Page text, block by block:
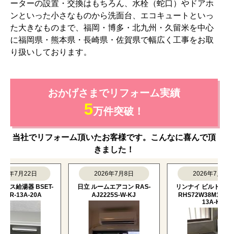
ーターの設置・交換はもちろん、水栓（蛇口）やドアホ
ンといった小さなものから洗面台、エコキュートといっ
た大きなものまで、福岡・博多・北九州・久留米を中心
に福岡県・熊本県・長崎県・佐賀県で幅広く工事をお取
り扱いしております。
おかげさまでリフォーム実績
5万件突破！
当社でリフォーム頂いたお客様です。こんなに喜んで頂
きました！
月22日
湯器 BSET-
13A-20A
2026年7月8日
日立 ルームエアコン RAS-
AJ2225S-W-KJ
2026年7月8日
リンナイ ビルトインコ
13A-KJ